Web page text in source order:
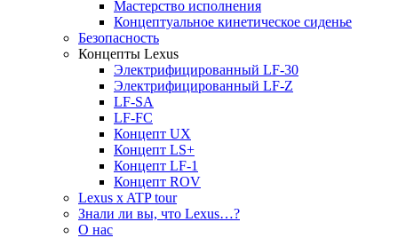
Мастерство исполнения
Концептуальное кинетическое сиденье
Безопасность
Концепты Lexus
Электрифицированный LF-30
Электрифицированный LF-Z
LF-SA
LF-FC
Концепт UX
Концепт LS+
Концепт LF-1
Концепт ROV
Lexus x ATP tour
Знали ли вы, что Lexus…?
О нас